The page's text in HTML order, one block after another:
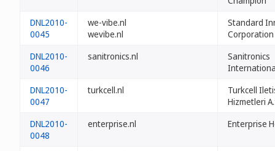
DNL2010-
0045
we-vibe.nl
wevibe.nl
Standard
Corporation
DNL2010-
0046
sanitronics.nl
Sanitronics
DNL2010-
0047
turkcell.nl
Turkcell
Hizmetleri
DNL2010-
0048
enterprise.nl Enterprise